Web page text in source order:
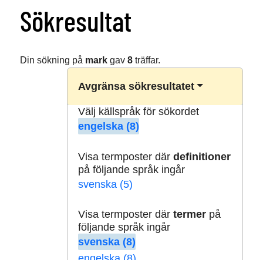
Sökresultat
Din sökning på markgav 8träffar.
Avgränsa sökresultatet
Välj källspråk för sökordet
engelska (8)
Visa termposter där definitioner
på följande språk ingår
svenska (5)
Visa termposter där termerpå
följande språk ingår
svenska (8)